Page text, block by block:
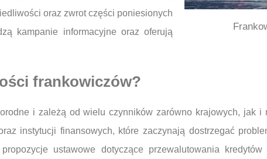
oraz zwrot części poniesionych
kampanie informacyjne oraz oferują
frankowiczów?
i zależą od wielu czynników zarówno krajowych, jak i
instytucji finansowych, które zaczynają dostrzegać
ustawowe dotyczące przewalutowania